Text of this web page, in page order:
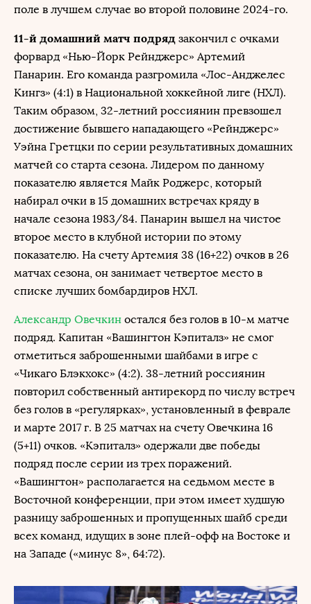
поле в лучшем случае во второй половине 2024-го.
11-й домашний матч подряд закончил с очками
форвард «Нью-Йорк Рейнджерс» Артемий
Панарин. Его команда разгромила «Лос-Анджелес
Кингз» (4:1) в Национальной хоккейной лиге (НХЛ).
Таким образом, 32-летний россиянин превзошел
достижение бывшего нападающего «Рейнджерс»
Уэйна Гретцки по серии результативных домашних
матчей со старта сезона. Лидером по данному
показателю является Майк Роджерс, который
набирал очки в 15 домашних встречах кряду в
начале сезона 1983/84. Панарин вышел на чистое
второе место в клубной истории по этому
показателю. На счету Артемия 38 (16+22) очков в 26
матчах сезона, он занимает четвертое место в
списке лучших бомбардиров НХЛ.
Александр Овечкин остался без голов в 10-м матче
подряд. Капитан «Вашингтон Кэпиталз» не смог
отметиться заброшенными шайбами в игре с
«Чикаго Блэкхокс» (4:2). 38-летний россиянин
повторил собственный антирекорд по числу встреч
без голов в «регулярках», установленный в феврале
и марте 2017 г. В 25 матчах на счету Овечкина 16
(5+11) очков. «Кэпиталз» одержали две победы
подряд после серии из трех поражений.
«Вашингтон» располагается на седьмом месте в
Восточной конференции, при этом имеет худшую
разницу заброшенных и пропущенных шайб среди
всех команд, идущих в зоне плей-офф на Востоке и
на Западе («минус 8», 64:72).